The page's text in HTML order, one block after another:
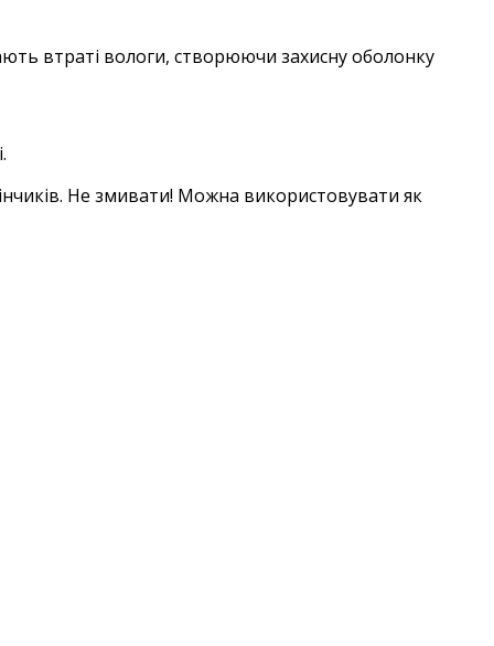
втраті вологи, створюючи захисну оболонку
Не змивати! Можна використовувати як